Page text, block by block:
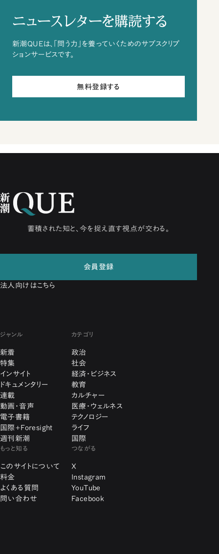
ニュースレターを購読する
新潮QUEは、「問う力」を養っていくためのサブスクリプ
ションサービスです。
無料登録する
蓄積された知と、今を捉え直す視点が交わる。
会員登録
法人向けはこちら
ジャンル
新着
特集
インサイト
ドキュメンタリー
連載
動画・音声
電子書籍
国際+Foresight
週刊新潮
カテゴリ
政治
社会
経済・ビジネス
教育
カルチャー
医療・ウェルネス
テクノロジー
ライフ
国際
もっと知る
このサイトについて
料金
よくある質問
問い合わせ
つながる
X
Instagram
YouTube
Facebook